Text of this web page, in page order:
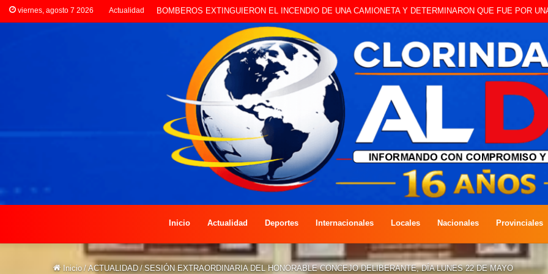
viernes, agosto 7 2026 Actualidad LA POLICÍA INVESTIGA ROBO A CAMBISTA OCURRIDO ESTE JUEVES
Inicio Actualidad Deportes Internacionales Locales Nacionales Provinciales
Inicio / ACTUALIDAD / SESIÓN EXTRAORDINARIA DEL HONORABLE CONCEJO DELIBERANTE, DÍA LUNES 22 DE MAYO